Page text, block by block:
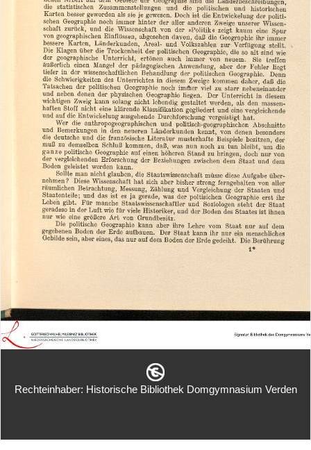
Rechteinhaber: Historische Bibliothek Domgymnasium Verden